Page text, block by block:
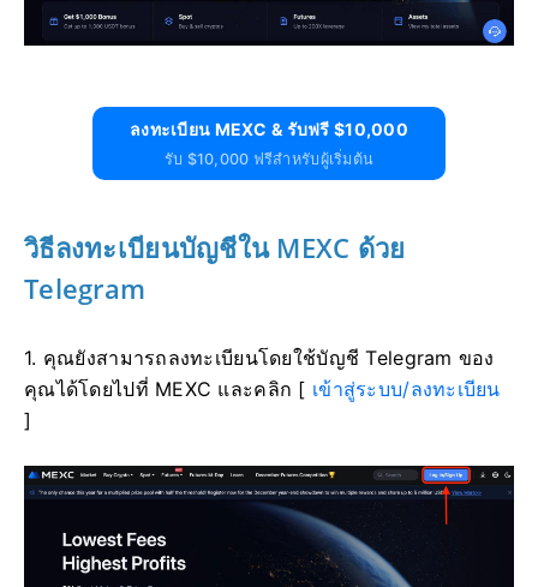
ลงทะเบียน MEXC & รับฟรี $10,000
รับ $10,000 ฟรีสำหรับผู้เริ่มต้น
วิธีลงทะเบียนบัญชีใน MEXC ด้วย
Telegram
1. คุณยังสามารถลงทะเบียนโดยใช้บัญชี Telegram ของ
คุณได้โดยไปที่ MEXC และคลิก [ เข้าสู่ระบบ/ลงทะเบียน
]